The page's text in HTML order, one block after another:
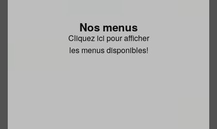
Nos menus
Cliquez ici pour afficher
les menus disponibles!